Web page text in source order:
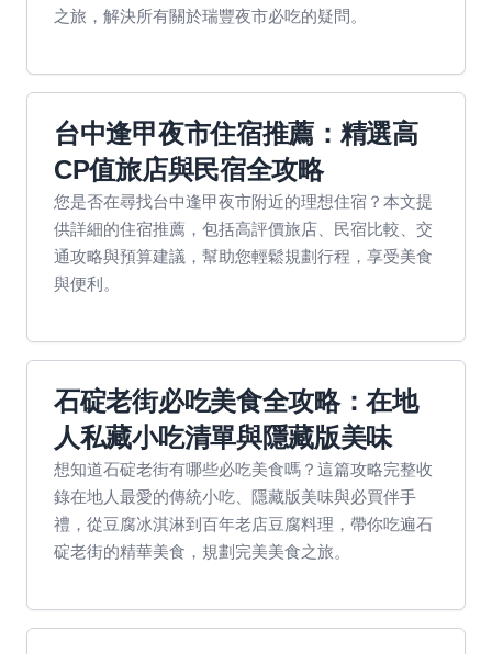
之旅，解決所有關於瑞豐夜市必吃的疑問。
台中逢甲夜市住宿推薦：精選高
CP值旅店與民宿全攻略
您是否在尋找台中逢甲夜市附近的理想住宿？本文提
供詳細的住宿推薦，包括高評價旅店、民宿比較、交
通攻略與預算建議，幫助您輕鬆規劃行程，享受美食
與便利。
石碇老街必吃美食全攻略：在地
人私藏小吃清單與隱藏版美味
想知道石碇老街有哪些必吃美食嗎？這篇攻略完整收
錄在地人最愛的傳統小吃、隱藏版美味與必買伴手
禮，從豆腐冰淇淋到百年老店豆腐料理，帶你吃遍石
碇老街的精華美食，規劃完美美食之旅。